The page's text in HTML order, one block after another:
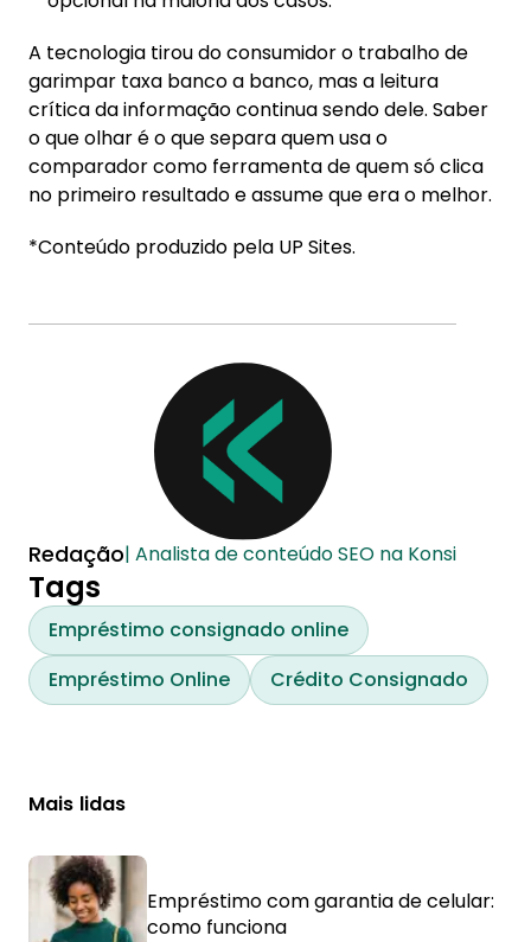
A tecnologia tirou do consumidor o trabalho de
garimpar taxa banco a banco, mas a leitura
crítica da informação continua sendo dele. Saber
o que olhar é o que separa quem usa o
comparador como ferramenta de quem só clica
no primeiro resultado e assume que era o melhor.
*Conteúdo produzido pela UP Sites.
Redação| Analista de conteúdo SEO na Konsi
Tags
Empréstimo consignado online
Empréstimo Online
Crédito Consignado
Mais lidas
Empréstimo com garantia de celular:
como funciona